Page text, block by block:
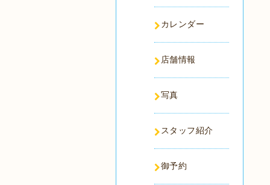
カレンダー
店舗情報
写真
スタッフ紹介
御予約